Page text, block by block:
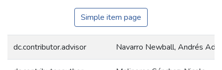
Simple item page
dc.contributor.advisor Navarro Newball, Andrés